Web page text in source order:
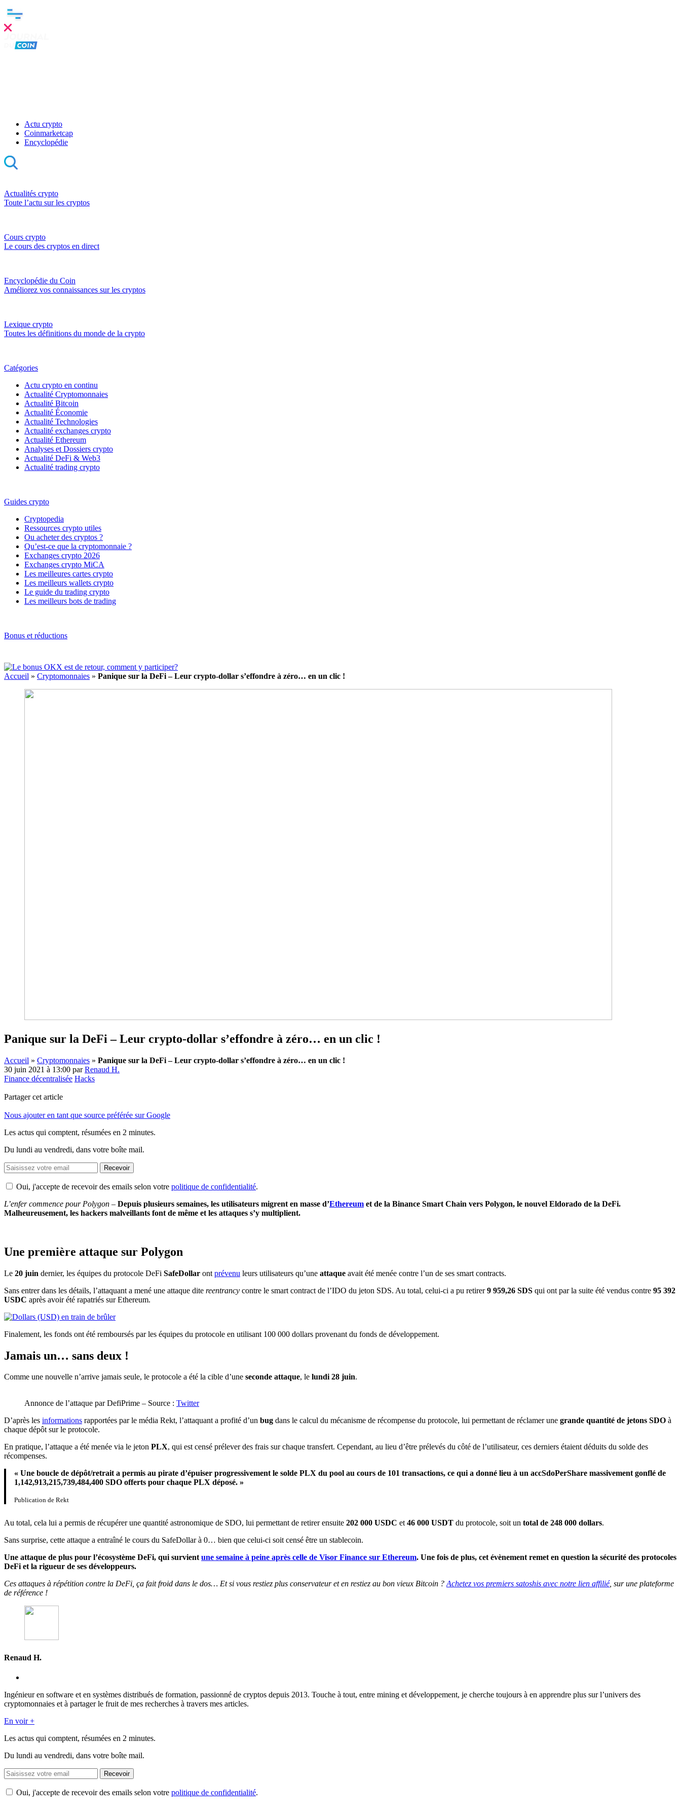
Actu crypto
Coinmarketcap
Encyclopédie
Actualités crypto
Toute l’actu sur les cryptos
Cours crypto
Le cours des cryptos en direct
Encyclopédie du Coin
Améliorez vos connaissances sur les cryptos
Lexique crypto
Toutes les définitions du monde de la crypto
Catégories
Actu crypto en continu
Actualité Cryptomonnaies
Actualité Bitcoin
Actualité Économie
Actualité Technologies
Actualité exchanges crypto
Actualité Ethereum
Analyses et Dossiers crypto
Actualité DeFi & Web3
Actualité trading crypto
Guides crypto
Cryptopedia
Ressources crypto utiles
Ou acheter des cryptos ?
Qu’est-ce que la cryptomonnaie ?
Exchanges crypto 2026
Exchanges crypto MiCA
Les meilleures cartes crypto
Les meilleurs wallets crypto
Le guide du trading crypto
Les meilleurs bots de trading
Bonus et réductions
Accueil » Cryptomonnaies » Panique sur la DeFi – Leur crypto-dollar s’effondre à zéro… en un clic !
Panique sur la DeFi – Leur crypto-dollar s’effondre à zéro… en un clic !
Accueil » Cryptomonnaies » Panique sur la DeFi – Leur crypto-dollar s’effondre à zéro… en un clic !
30 juin 2021 à 13:00 parRenaud H.
Finance décentralisée Hacks
Partager cet article
Nous ajouter en tant que source préférée sur Google
Les actus qui comptent, résumées en 2 minutes.
Du lundi au vendredi, dans votre boîte mail.
Recevoir
Oui, j'accepte de recevoir des emails selon votre politique de confidentialité.
L’enfer commence pour Polygon – Depuis plusieurs semaines, les utilisateurs migrent en masse d’Ethereum et de la Binance Smart Chain vers Polygon, le nouvel Eldorado de la DeFi.
Malheureusement, les hackers malveillants font de même et les attaques s’y multiplient.
Une première attaque sur Polygon
Le 20 juin dernier, les équipes du protocole DeFi SafeDollar ont prévenu leurs utilisateurs qu’une attaque avait été menée contre l’un de ses smart contracts.
Sans entrer dans les détails, l’attaquant a mené une attaque dite reentrancy contre le smart contract de l’IDO du jeton SDS. Au total, celui-ci a pu retirer9 959,26 SDS qui ont par la suite été vendus contre 95 392
USDC après avoir été rapatriés sur Ethereum.
Finalement, les fonds ont été remboursés par les équipes du protocole en utilisant 100 000 dollars provenant du fonds de développement.
Jamais un… sans deux !
Comme une nouvelle n’arrive jamais seule, le protocole a été la cible d’une seconde attaque, le lundi 28 juin.
Annonce de l’attaque par DefiPrime – Source : Twitter
D’après les informations rapportées par le média Rekt, l’attaquant a profité d’un bug dans le calcul du mécanisme de récompense du protocole, lui permettant de réclamer une grande quantité de jetons SDO à
chaque dépôt sur le protocole.
En pratique, l’attaque a été menée via le jeton PLX, qui est censé prélever des frais sur chaque transfert. Cependant, au lieu d’être prélevés du côté de l’utilisateur, ces derniers étaient déduits du solde des
récompenses.
« Une boucle de dépôt/retrait a permis au pirate d’épuiser progressivement le solde PLX du pool au cours de 101 transactions, ce qui a donné lieu à un accSdoPerShare massivement gonflé de
1,142,913,215,739,484,400 SDO offerts pour chaque PLX déposé. »
Publication de Rekt
Au total, cela lui a permis de récupérer une quantité astronomique de SDO, lui permettant de retirer ensuite 202 000 USDC et46 000 USDT du protocole, soit un total de 248 000 dollars.
Sans surprise, cette attaque a entraîné le cours du SafeDollar à 0… bien que celui-ci soit censé être un stablecoin.
Une attaque de plus pour l’écosystème DeFi, qui survientune semaine à peine après celle de Visor Finance sur Ethereum. Une fois de plus, cet évènement remet en question la sécurité des protocoles
DeFi et la rigueur de ses développeurs.
Ces attaques à répétition contre la DeFi, ça fait froid dans le dos… Et si vous restiez plus conservateur et en restiez au bon vieux Bitcoin ?Achetez vos premiers satoshis avec notre lien affilié, sur une plateforme
de référence !
Renaud H.
Ingénieur en software et en systèmes distribués de formation, passionné de cryptos depuis 2013. Touche à tout, entre mining et développement, je cherche toujours à en apprendre plus sur l’univers des
cryptomonnaies et à partager le fruit de mes recherches à travers mes articles.
En voir +
Les actus qui comptent, résumées en 2 minutes.
Du lundi au vendredi, dans votre boîte mail.
Recevoir
Oui, j'accepte de recevoir des emails selon votre politique de confidentialité.